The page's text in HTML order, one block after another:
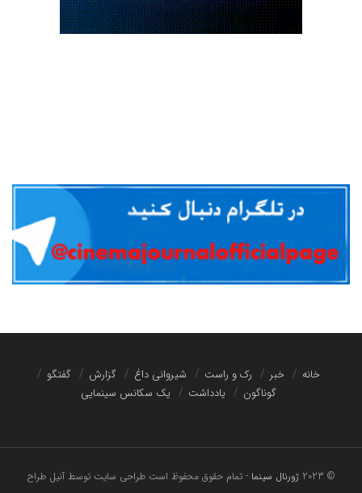
خانه خبر رک و راست شیروانی داغ گزارش
گفتگو
گوناگون
یادداشت یک سکانس سینمایی
© 2023 ژورنال سینما - تمام حقوق محفوظ استطراحی سایت توسط آنیل طراح